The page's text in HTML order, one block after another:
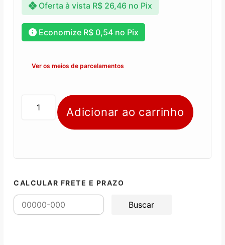
Oferta à vista R$26,46 no Pix
Economize R$0,54no Pix
Ver os meios de parcelamentos
Adicionar ao carrinho
CALCULAR FRETE E PRAZO